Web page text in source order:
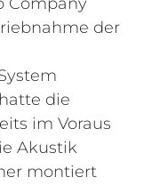
der
die
im Voraus
Akustik
montiert